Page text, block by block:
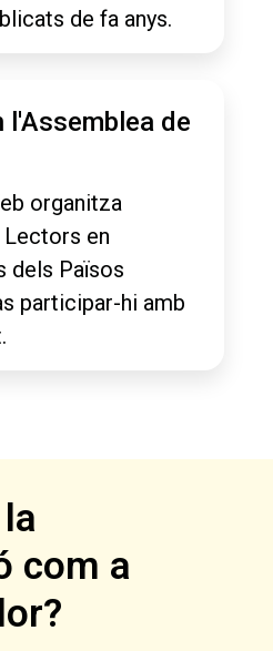
de fa anys.
l'Assemblea de
organitza
Lectors en
dels Països
participar-hi amb
com a